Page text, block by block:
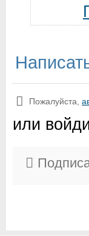
Пожалуйста,
или